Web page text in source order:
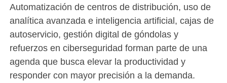
Automatización de centros de distribución, uso de
analítica avanzada e inteligencia artificial, cajas de
autoservicio, gestión digital de góndolas y
refuerzos en ciberseguridad forman parte de una
agenda que busca elevar la productividad y
responder con mayor precisión a la demanda.